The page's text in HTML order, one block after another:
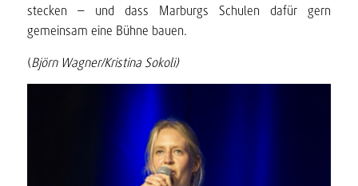
stecken – und dass Marburgs Schulen dafür gern
gemeinsam eine Bühne bauen.
(Björn Wagner/Kristina Sokoli)